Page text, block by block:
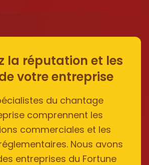
la réputation et les
votre entreprise
du chantage
comprennent les
commerciales et les
Nous avons
entreprises du Fortune